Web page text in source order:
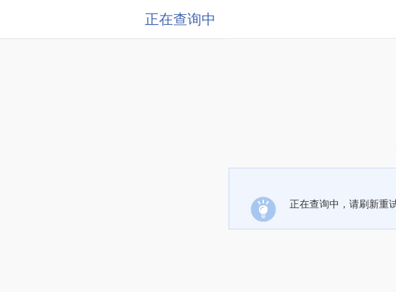
正在查询中
正在查询中，请刷新重